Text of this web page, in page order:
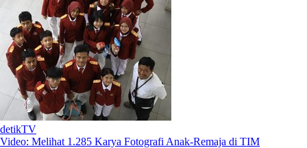
detikTV
Video: Melihat 1.285 Karya Fotografi Anak-Remaja di TIM